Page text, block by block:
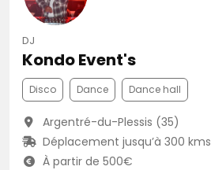
DJ
Kondo Event's
Disco Dance Dance hall
Argentré-du-Plessis (35)
Déplacement jusqu’à 300 kms
À partir de 500€